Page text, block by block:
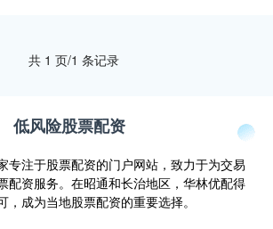
共 1 页/1 条记录
低风险股票配资
专注于股票配资的门户网站，致力于为交易
配资服务。在昭通和长治地区，华林优配得
，成为当地股票配资的重要选择。